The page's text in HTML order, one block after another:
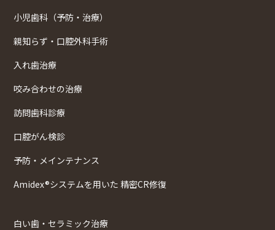
小児歯科（予防・治療）
親知らず・口腔外科手術
入れ歯治療
咬み合わせの治療
訪問歯科診療
口腔がん検診
予防・メインテナンス
Amidex®システムを用いた 精密CR修復
白い歯・セラミック治療